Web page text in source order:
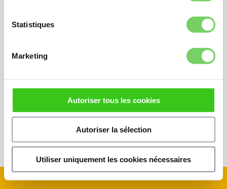
Statistiques
Marketing
Autoriser tous les cookies
Autoriser la sélection
Utiliser uniquement les cookies nécessaires